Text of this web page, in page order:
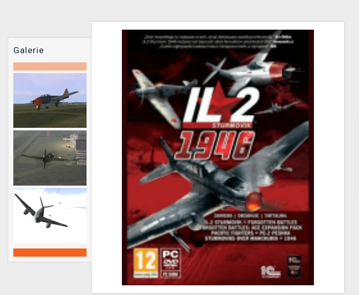
Galerie